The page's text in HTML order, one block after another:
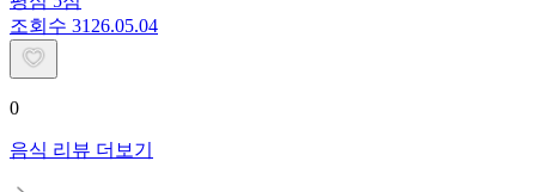
조회수 31 26.05.04
0
음식 리뷰 더보기